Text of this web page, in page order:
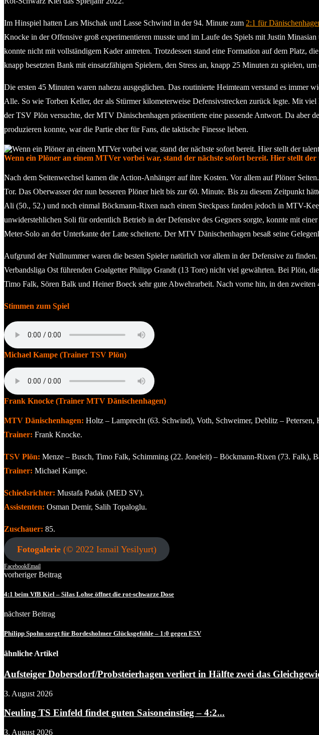
Im Hinspiel hatten Lars Mischak und Lasse Schwind in der 94. Minute zum 2:1 für
Knocke in der Offensive groß experimentieren musste und im Laufe des Spiels mit Justin
konnte nicht mit vollständigem Kader antreten. Trotzdessen stand eine Formation auf dem Platz,
knapp besetzten Bank mit einsatzfähigen Spielern, den Stress an, knapp 25 Minuten zu spielen,
Die ersten 45 Minuten waren nahezu ausgeglichen. Das routinierte Heimteam verstand es
Alle. So wie Torben Keller, der als Stürmer kilometerweise Defensivstrecken zurück legte. Mit
der TSV Plön versuchte, der MTV Dänischenhagen präsentierte eine passende Antwort. Da
produzieren konnte, war die Partie eher für Fans, die taktische Finesse lieben.
Wenn ein Plöner an einem MTVer vorbei war, stand der nächste sofort bereit. Hier stellt
Nach dem Seitenwechsel kamen die Action-Anhänger auf ihre Kosten. Vor allem auf Plöner
Tor. Das Oberwasser der nun besseren Plöner hielt bis zur 60. Minute. Bis zu diesem Zeitpunkt
Ali (50., 52.) und noch einmal Böckmann-Rixen nach einem Steckpass fanden jedoch in MTV-
unwiderstehlichen Soli für ordentlich Betrieb in der Defensive des Gegners sorgte, konnte mit
Meter-Solo an der Unterkante der Latte scheiterte. Der MTV Dänischenhagen besaß seine
Aufgrund der Nullnummer waren die besten Spieler natürlich vor allem in der Defensive zu
Verbandsliga Ost führenden Goalgetter Philipp Grandt (13 Tore) nicht viel gewährten. Bei Plön,
Timo Falk, Sören Balk und Heiner Boeck sehr gute Abwehrarbeit. Nach vorne hin, in den
Stimmen zum Spiel
Michael Kampe (Trainer TSV Plön)
Frank Knocke (Trainer MTV Dänischenhagen)
MTV Dänischenhagen: Holtz – Lamprecht (63. Schwind), Voth, Schweimer, Deblitz –
Trainer: Frank Knocke.
TSV Plön: Menze – Busch, Timo Falk, Schimming (22. Joneleit) – Böckmann-Rixen (73. Falk),
Trainer: Michael Kampe.
Schiedsrichter: Mustafa Padak (MED SV).
Assistenten: Osman Demir, Salih Topaloglu.
Zuschauer: 85.
Fotogalerie(© 2022 Ismail Yesilyurt)
FacebookEmail
vorheriger Beitrag
4:1 beim VfB Kiel – Silas Lohse öffnet die rot-schwarze Dose
nächster Beitrag
Philipp Spohn sorgt für Bordesholmer Glücksgefühle – 1:0 gegen ESV
ähnliche Artikel
Aufsteiger Dobersdorf/Probsteierhagen verliert in Hälfte zwei das
3. August 2026
Neuling TS Einfeld findet guten Saisoneinstieg – 4:2...
3. August 2026